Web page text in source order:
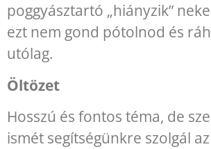
poggyásztartó „hiányzik”
ezt nem gond pótolnod és
utólag.
Öltözet
Hosszú és fontos téma, de
ismét segítségünkre szolgál